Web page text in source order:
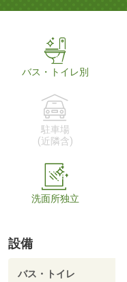
バス・トイレ別
駐車場
(近隣含)
洗面所独立
設備
バス・トイレ